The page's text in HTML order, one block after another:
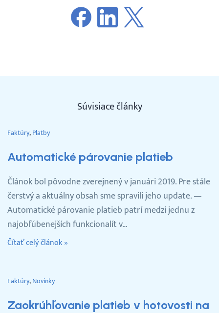
Súvisiace články
Faktúry Platby
Automatické párovanie platieb
Článok bol pôvodne zverejnený v januári 2019. Pre stále
čerstvý a aktuálny obsah sme spravili jeho update. —
Automatické párovanie platieb patrí medzi jednu z
najobľúbenejších funkcionalít v…
Čítať celý článok »
Faktúry Novinky
Zaokrúhľovanie platieb v hotovosti na